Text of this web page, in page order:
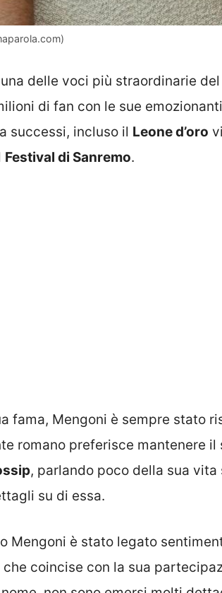
delle voci più straordinarie
di fan con le sue
successi, incluso il Leone d’oro
Festival di Sanremo.
fama, Mengoni è sempre stato
romano preferisce mantenere
, parlando poco della sua
su di essa.
Mengoni è stato legato
che coincise con la sua